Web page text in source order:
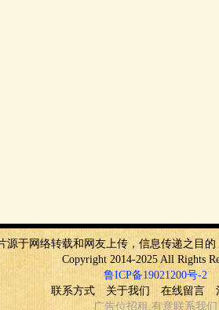
源于网络转载和网友上传，信息传递之目
Copyright 2014-2025 All Rights
鲁ICP备19021200号-2
联系方式
关于我们 在线留言
广告位招租 ,有意联系我们